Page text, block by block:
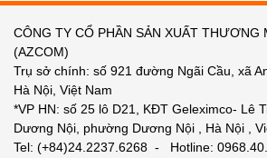
CÔNG TY CỔ PHẦN SẢN XUẤT THƯƠNG
(AZCOM)
Trụ sở chính: số 921 đường Ngãi Cầu, xã
Hà Nội, Việt Nam
*VP HN: số 25 lô D21, KĐT Geleximco- Lê
Dương Nội, phường Dương Nội , Hà Nội ,
Tel: (+84)24.2237.6268 - Hotline: